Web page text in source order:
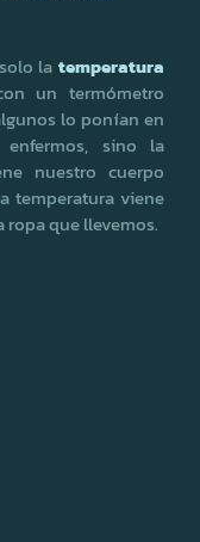
la temperatura
un termómetro
lo ponían en
sino la
nuestro cuerpo
temperatura viene
que llevemos.